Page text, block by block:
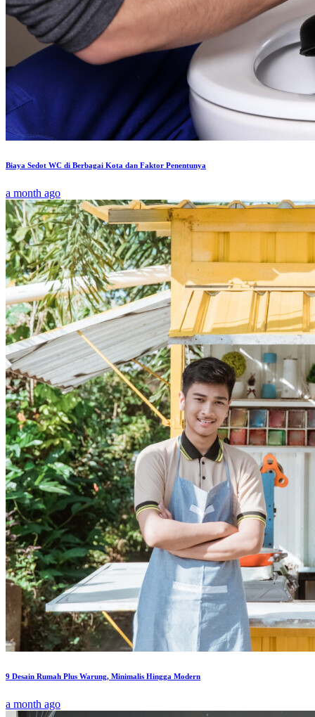
Biaya Sedot WC di Berbagai Kota dan Faktor Penentunya
a month ago
9 Desain Rumah Plus Warung, Minimalis Hingga Modern
a month ago